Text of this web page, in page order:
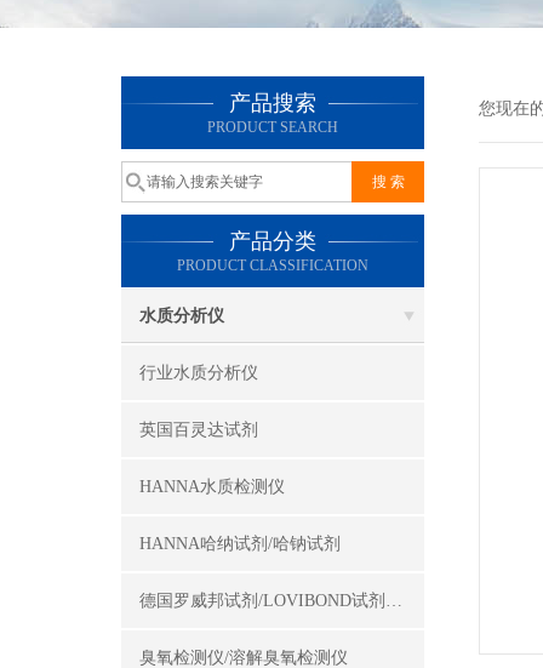
产品搜索
PRODUCT SEARCH
产品分类
PRODUCT CLASSIFICATION
水质分析仪
行业水质分析仪
英国百灵达试剂
HANNA水质检测仪
HANNA哈纳试剂/哈钠试剂
德国罗威邦试剂/LOVIBOND试剂/罗威邦试剂
臭氧检测仪/溶解臭氧检测仪
您现在